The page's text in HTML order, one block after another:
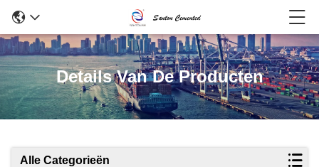
Details Van De Producten
Alle Categorieën